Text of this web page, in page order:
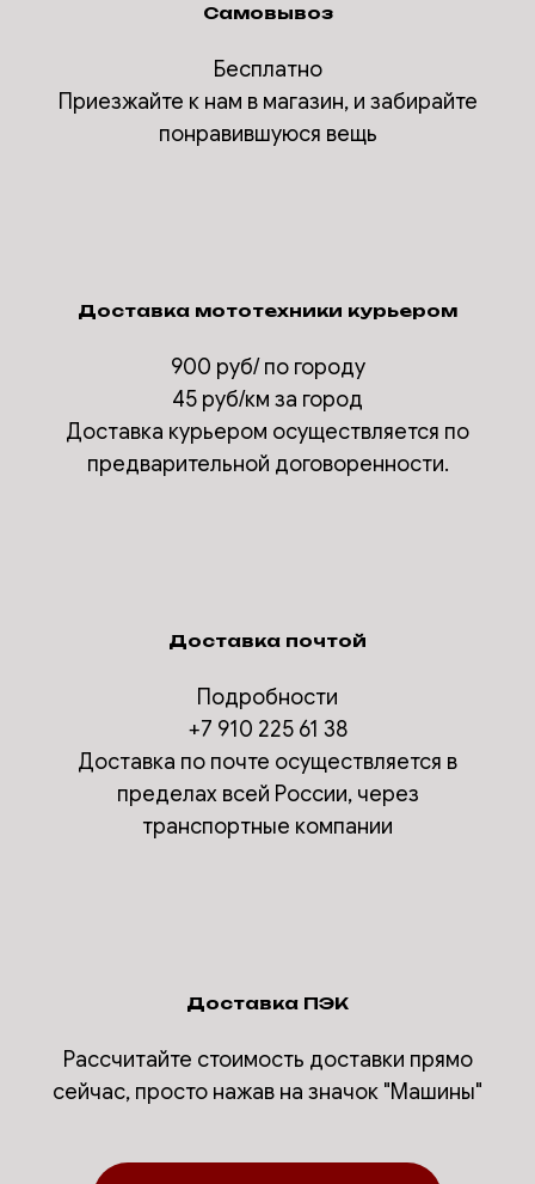
Самовывоз
Бесплатно
Приезжайте к нам в магазин, и забирайте
понравившуюся вещь
Доставка мототехники курьером
900 руб/ по городу
45 руб/км за город
Доставка курьером осуществляется по
предварительной договоренности.
Доставка почтой
Подробности
+7 910 225 61 38
Доставка по почте осуществляется в
пределах всей России, через
транспортные компании
Доставка ПЭК
Рассчитайте стоимость доставки прямо
сейчас, просто нажав на значок "Машины"